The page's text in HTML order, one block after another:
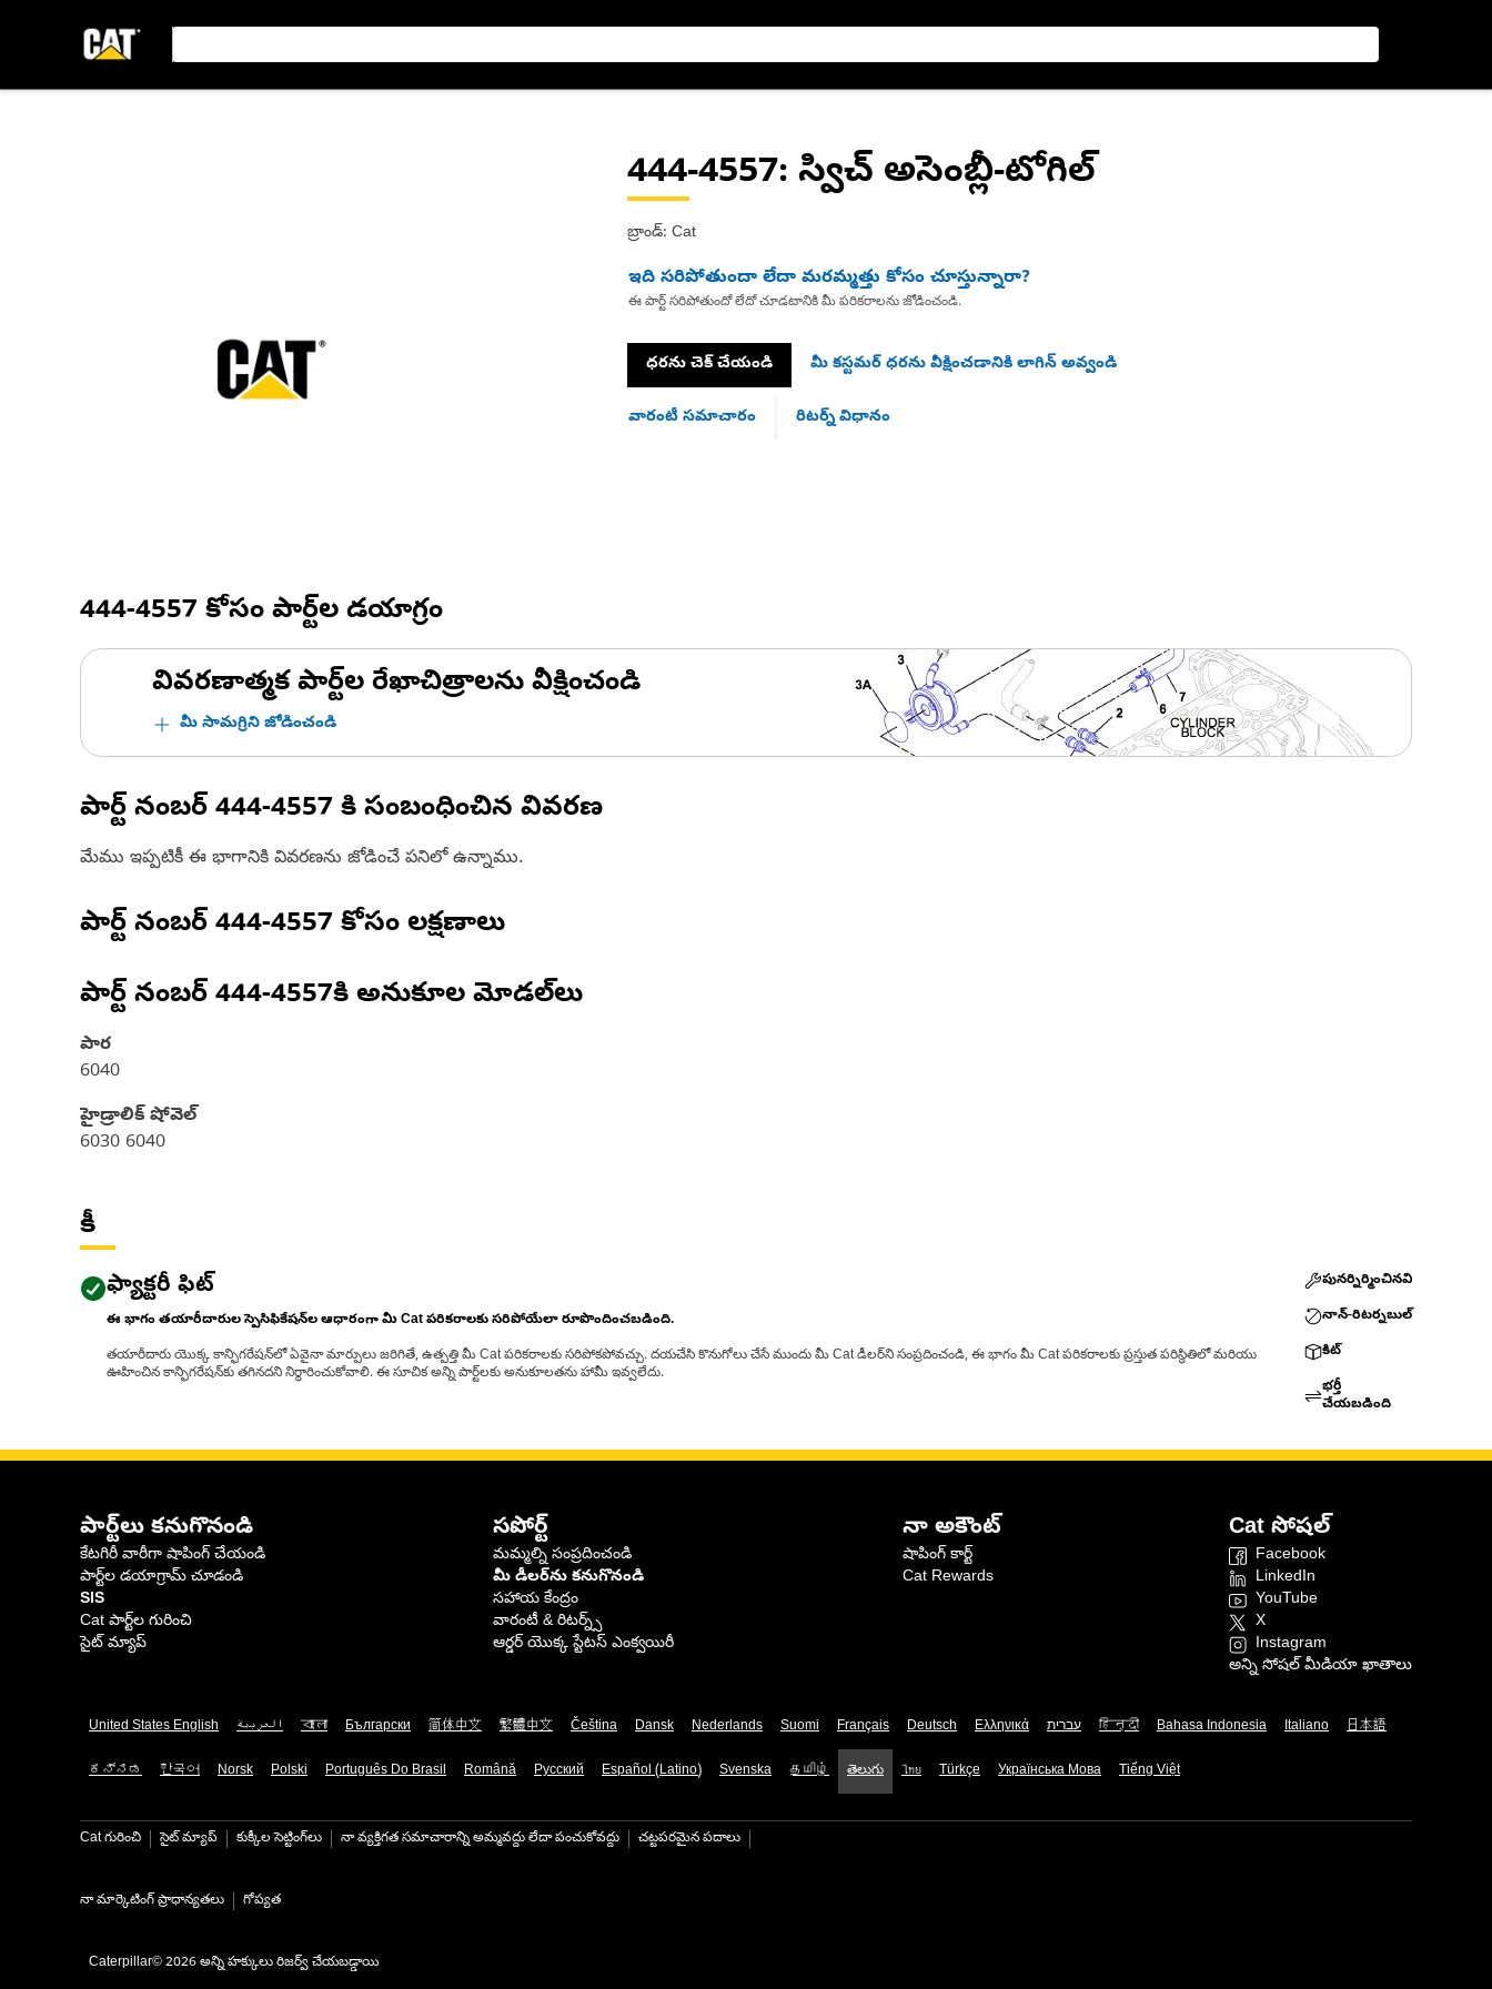
444-4557: స్విచ్ అసెంబ్లీ-టోగిల్
బ్రాండ్: Cat
ఇది సరిపోతుందా లేదా మరమ్మత్తు కోసం చూస్తున్నారా?
ఈ పార్ట్ సరిపోతుందో లేదో చూడటానికి మీ పరికరాలను జోడించండి.
ధరను చెక్ చేయండి మీ కస్టమర్ ధరను వీక్షించడానికి లాగిన్ అవ్వండి
వారంటీ సమాచారం రిటర్న్ విధానం
444-4557 కోసం పార్ట్‌ల డయాగ్రం
వివరణాత్మక పార్ట్‌ల రేఖాచిత్రాలను వీక్షించండి
మీ సామగ్రిని జోడించండి
పార్ట్ నంబర్ 444-4557 కి సంబంధించిన వివరణ
మేము ఇప్పటికీ ఈ భాగానికి వివరణను జోడించే పనిలో ఉన్నాము.
పార్ట్ నంబర్ 444-4557 కోసం లక్షణాలు
పార్ట్ నంబర్ 444-4557కి అనుకూల మోడల్‌లు
పార
6040
హైడ్రాలిక్ షోవెల్
6030 6040
కీ
ఫ్యాక్టరీ ఫిట్
ఈ భాగం తయారీదారుల స్పెసిఫికేషన్‌ల ఆధారంగా మీ Cat పరికరాలకు సరిపోయేలా రూపొందించబడింది.
తయారీదారు యొక్క కాన్ఫిగరేషన్‌లో ఏవైనా మార్పులు జరిగితే, ఉత్పత్తి మీ Cat పరికరాలకు సరిపోకపోవచ్చు. దయచేసి కొనుగోలు చేసే ముందు మీ Cat డీలర్‌ని సంప్రదించండి, ఈ భాగం మీ Cat పరికరాలకు ప్రస్తుత పరిస్థితిలో మరియు
ఊహించిన కాన్ఫిగరేషన్‌కు తగినదని నిర్ధారించుకోవాలి. ఈ సూచిక అన్ని పార్ట్‌లకు అనుకూలతను హామీ ఇవ్వలేదు.
పునర్నిర్మించినవి
నాన్-రిటర్నబుల్
కిట్
భర్తీ
చేయబడింది
పార్ట్‌లు కనుగొనండి
కేటగిరీ వారీగా షాపింగ్ చేయండి
పార్ట్‌ల డయాగ్రామ్ చూడండి
SIS
Cat పార్ట్‌ల గురించి
సైట్ మ్యాప్
సపోర్ట్
మమ్మల్ని సంప్రదించండి
మీ డీలర్‌ను కనుగొనండి
సహాయ కేంద్రం
వారంటీ & రిటర్న్స్
ఆర్డర్ యొక్క స్టేటస్ ఎంక్వయిరీ
నా అకౌంట్
షాపింగ్ కార్ట్
Cat Rewards
Cat సోషల్
Facebook
LinkedIn
YouTube
X
Instagram
అన్ని సోషల్ మీడియా ఖాతాలు
United States English العربية বাংলা Български 简体中文 繁體中文 Čeština Dansk Nederlands Suomi Français Deutsch Ελληνικά עברית हिन्दी Bahasa Indonesia Italiano 日本語
ಕನ್ನಡ 한국어 Norsk Polski Português Do Brasil Română Русский Español (Latino) Svenska தமிழ் తెలుగు ไทย Türkçe Українська Мова Tiếng Việt
Cat గురించి సైట్ మ్యాప్ కుక్కీల సెట్టింగ్‌లు నా వ్యక్తిగత సమాచారాన్ని అమ్మవద్దు లేదా పంచుకోవద్దు చట్టపరమైన పదాలు
నా మార్కెటింగ్ ప్రాధాన్యతలు గోప్యత
Caterpillar© 2026 అన్ని హక్కులు రిజర్వ్ చేయబడ్డాయి